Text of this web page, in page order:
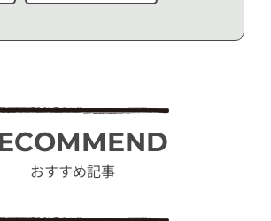
おすすめ記事